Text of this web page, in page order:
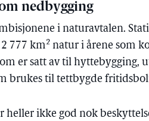
nedbygging
i naturavtalen.
777 km2 natur i årene som
er satt av til hyttebygging,
brukes til tettbygde
heller ikke god nok